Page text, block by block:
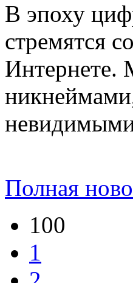
В эпоху
стремятся
Интернете.
Полная
100
1